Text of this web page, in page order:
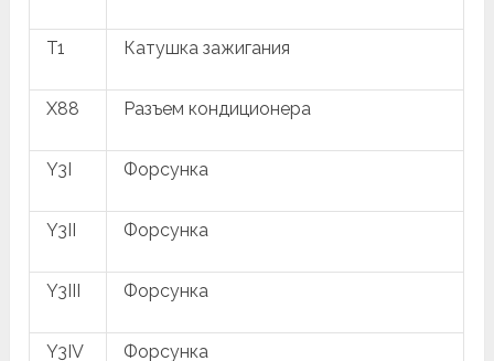
T1 Катушка зажигания
X88 Разъем кондиционера
Y3I Форсунка
Y3II Форсунка
Y3III Форсунка
Y3IV Форсунка